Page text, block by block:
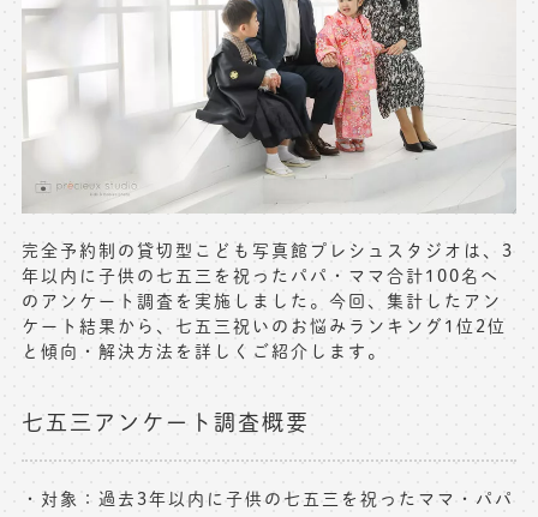
完全予約制の貸切型こども写真館プレシュスタジオは、3
年以内に子供の七五三を祝ったパパ・ママ合計100名へ
のアンケート調査を実施しました。今回、集計したアン
ケート結果から、七五三祝いのお悩みランキング1位2位
と傾向・解決方法を詳しくご紹介します。
七五三アンケート調査概要
対象：過去3年以内に子供の七五三を祝ったママ・パパ